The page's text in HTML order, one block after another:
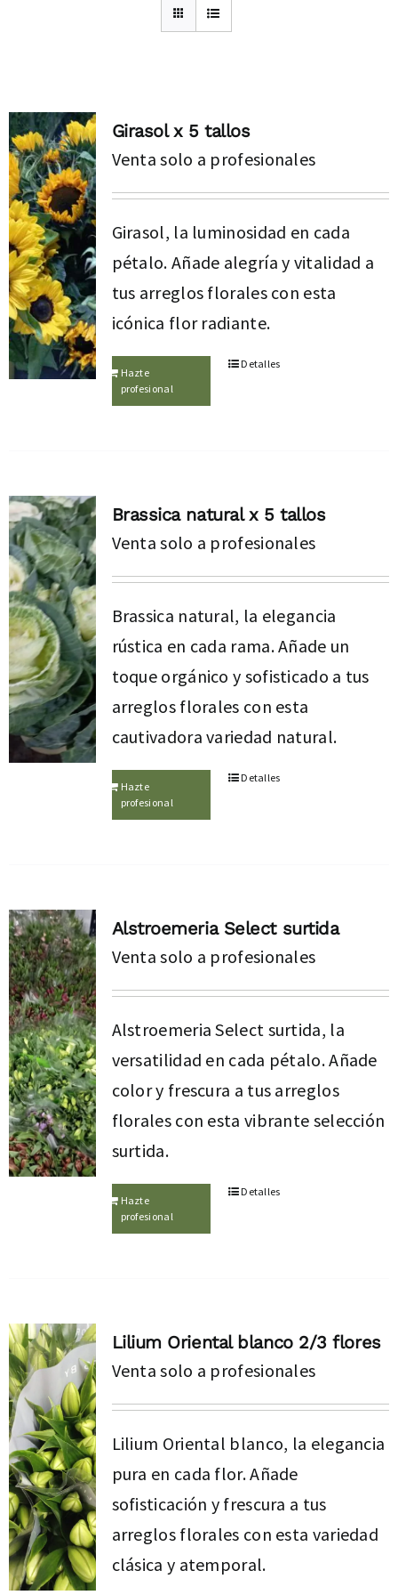
Girasol x 5 tallos
Venta solo a profesionales
Girasol, la luminosidad en cada
pétalo. Añade alegría y vitalidad a
tus arreglos florales con esta
icónica flor radiante.
Hazte
profesional
Detalles
Brassica natural x 5 tallos
Venta solo a profesionales
Brassica natural, la elegancia
rústica en cada rama. Añade un
toque orgánico y sofisticado a tus
arreglos florales con esta
cautivadora variedad natural.
Hazte
profesional
Detalles
Alstroemeria Select surtida
Venta solo a profesionales
Alstroemeria Select surtida, la
versatilidad en cada pétalo. Añade
color y frescura a tus arreglos
florales con esta vibrante selección
surtida.
Hazte
profesional
Detalles
Lilium Oriental blanco 2/3 flores
Venta solo a profesionales
Lilium Oriental blanco, la elegancia
pura en cada flor. Añade
sofisticación y frescura a tus
arreglos florales con esta variedad
clásica y atemporal.